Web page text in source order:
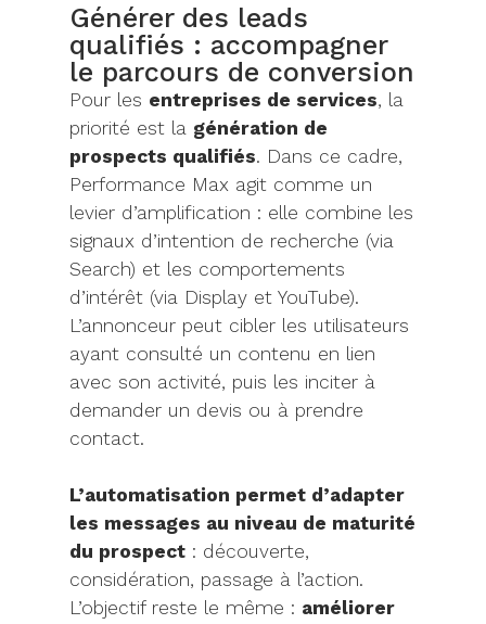
Générer des leads
qualifiés : accompagner
le parcours de conversion
Pour les entreprises de services, la
priorité est la génération de
prospects qualifiés. Dans ce cadre,
Performance Max agit comme un
levier d’amplification : elle combine les
signaux d’intention de recherche (via
Search) et les comportements
d’intérêt (via Display et YouTube).
L’annonceur peut cibler les utilisateurs
ayant consulté un contenu en lien
avec son activité, puis les inciter à
demander un devis ou à prendre
contact.
L’automatisation permet d’adapter
les messages au niveau de maturité
du prospect: découverte,
considération, passage à l’action.
L’objectif reste le même : améliorer